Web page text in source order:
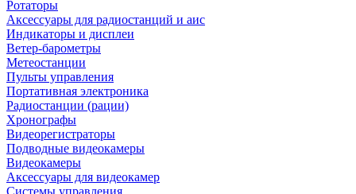
Ротаторы
Аксессуары для радиостанций и аис
Индикаторы и дисплеи
Ветер-барометры
Метеостанции
Пульты управления
Портативная электроника
Радиостанции (рации)
Хронографы
Видеорегистраторы
Подводные видеокамеры
Видеокамеры
Аксессуары для видеокамер
Системы управления